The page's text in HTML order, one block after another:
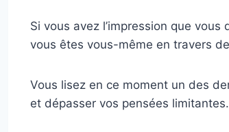
Si vous avez l’impression que
vous êtes vous-même en travers
Vous lisez en ce moment un des
et dépasser vos pensées limitantes.